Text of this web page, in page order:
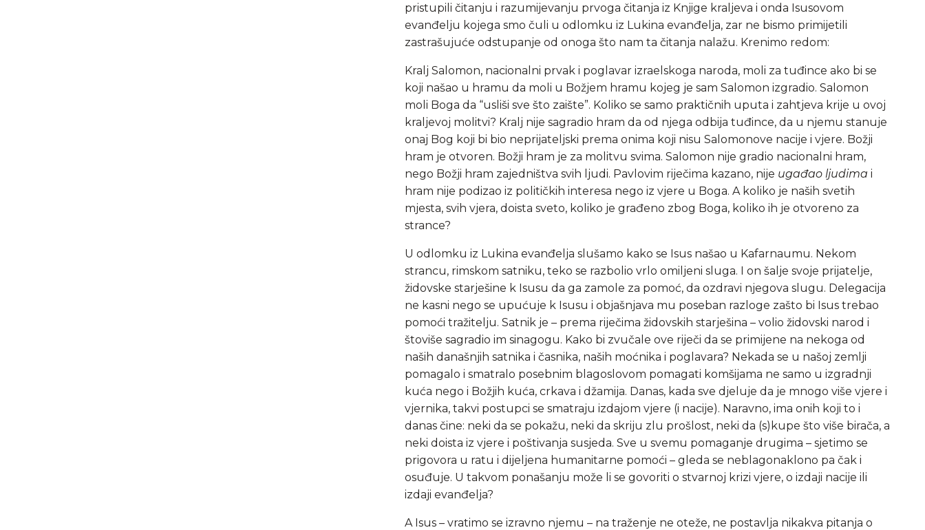
pristupili čitanju i razumijevanju prvoga čitanja iz Knjige kraljeva i onda Isusovom
evanđelju kojega smo čuli u odlomku iz Lukina evanđelja, zar ne bismo primijetili
zastrašujuće odstupanje od onoga što nam ta čitanja nalažu. Krenimo redom:
Kralj Salomon, nacionalni prvak i poglavar izraelskoga naroda, moli za tuđince ako bi se
koji našao u hramu da moli u Božjem hramu kojeg je sam Salomon izgradio. Salomon
moli Boga da “usliši sve što zaište”. Koliko se samo praktičnih uputa i zahtjeva krije u ovoj
kraljevoj molitvi? Kralj nije sagradio hram da od njega odbija tuđince, da u njemu stanuje
onaj Bog koji bi bio neprijateljski prema onima koji nisu Salomonove nacije i vjere. Božji
hram je otvoren. Božji hram je za molitvu svima. Salomon nije gradio nacionalni hram,
nego Božji hram zajedništva svih ljudi. Pavlovim riječima kazano, nije ugađao ljudima i
hram nije podizao iz političkih interesa nego iz vjere u Boga. A koliko je naših svetih
mjesta, svih vjera, doista sveto, koliko je građeno zbog Boga, koliko ih je otvoreno za
strance?
U odlomku iz Lukina evanđelja slušamo kako se Isus našao u Kafarnaumu. Nekom
strancu, rimskom satniku, teko se razbolio vrlo omiljeni sluga. I on šalje svoje prijatelje,
židovske starješine k Isusu da ga zamole za pomoć, da ozdravi njegova slugu. Delegacija
ne kasni nego se upućuje k Isusu i objašnjava mu poseban razloge zašto bi Isus trebao
pomoći tražitelju. Satnik je – prema riječima židovskih starješina – volio židovski narod i
štoviše sagradio im sinagogu. Kako bi zvučale ove riječi da se primijene na nekoga od
naših današnjih satnika i časnika, naših moćnika i poglavara? Nekada se u našoj zemlji
pomagalo i smatralo posebnim blagoslovom pomagati komšijama ne samo u izgradnji
kuća nego i Božjih kuća, crkava i džamija. Danas, kada sve djeluje da je mnogo više vjere i
vjernika, takvi postupci se smatraju izdajom vjere (i nacije). Naravno, ima onih koji to i
danas čine: neki da se pokažu, neki da skriju zlu prošlost, neki da (s)kupe što više birača, a
neki doista iz vjere i poštivanja susjeda. Sve u svemu pomaganje drugima – sjetimo se
prigovora u ratu i dijeljena humanitarne pomoći – gleda se neblagonaklono pa čak i
osuđuje. U takvom ponašanju može li se govoriti o stvarnoj krizi vjere, o izdaji nacije ili
izdaji evanđelja?
A Isus – vratimo se izravno njemu – na traženje ne oteže, ne postavlja nikakva pitanja o